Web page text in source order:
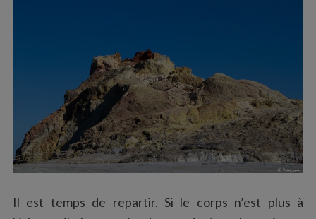
Il est temps de repartir. Si le corps n’est plus à